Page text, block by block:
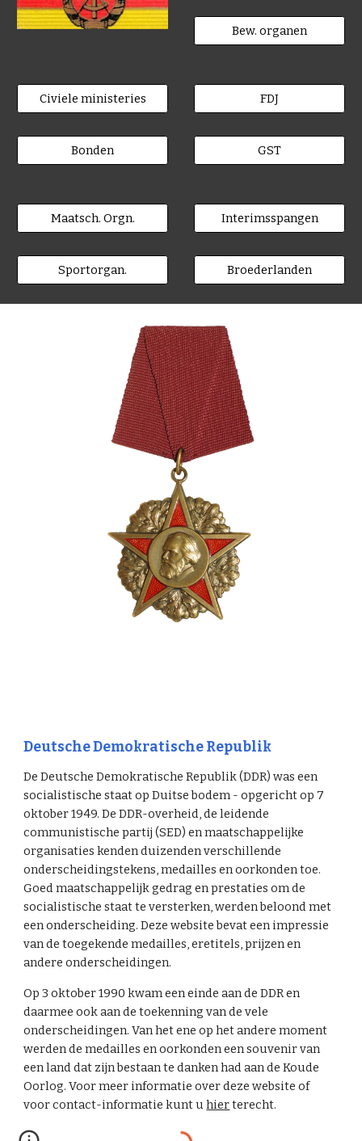
Bew. organen
Civiele ministeries
Bonden
FDJ
GST
Maatsch. Orgn.
Sportorgan.
Interimsspangen
Broederlanden
Deutsche Demokratische Republik
De Deutsche Demokratische Republik (DDR) was een
socialistische staat op Duitse bodem - opgericht op 7
oktober 1949. De DDR-overheid, de leidende
communistische partij (SED) en maatschappelijke
organisaties kenden duizenden verschillende
onderscheidingstekens, medailles en oorkonden toe.
Goed maatschappelijk gedrag en prestaties om de
socialistische staat te versterken, werden beloond met
een onderscheiding. Deze website bevat een impressie
van de toegekende medailles, eretitels, prijzen en
andere onderscheidingen.
Op 3 oktober 1990 kwam een einde aan de DDR en
daarmee ook aan de toekenning van de vele
onderscheidingen. Van het ene op het andere moment
werden de medailles en oorkonden een souvenir van
een land dat zijn bestaan te danken had aan de Koude
Oorlog. Voor meer informatie over deze website of
voor contact-informatie kunt uhierterecht.